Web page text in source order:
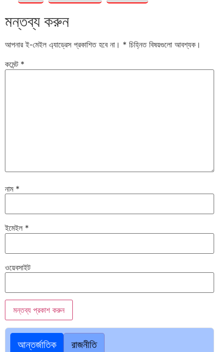
মন্তব্য করুন
আপনার ই-মেইল এ্যাড্রেস প্রকাশিত হবে না। * চিহ্নিত বিষয়গুলো আবশ্যক।
কমেন্ট *
নাম *
ইমেইল *
ওয়েবসাইট
আন্তর্জাতিক রাজনীতি